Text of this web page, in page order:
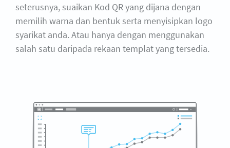
seterusnya, suaikan Kod QR yang dijana dengan
memilih warna dan bentuk serta menyisipkan logo
syarikat anda. Atau hanya dengan menggunakan
salah satu daripada rekaan templat yang tersedia.